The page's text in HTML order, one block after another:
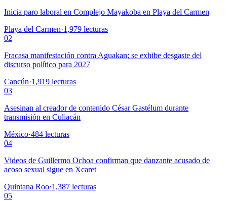
Inicia paro laboral en Complejo Mayakoba en Playa del Carmen
Playa del Carmen·1,979 lecturas
02
Fracasa manifestación contra Aguakan; se exhibe desgaste del
discurso político para 2027
Cancún·1,919 lecturas
03
Asesinan al creador de contenido César Gastélum durante
transmisión en Culiacán
México·484 lecturas
04
Videos de Guillermo Ochoa confirman que danzante acusado de
acoso sexual sigue en Xcaret
Quintana Roo·1,387 lecturas
05